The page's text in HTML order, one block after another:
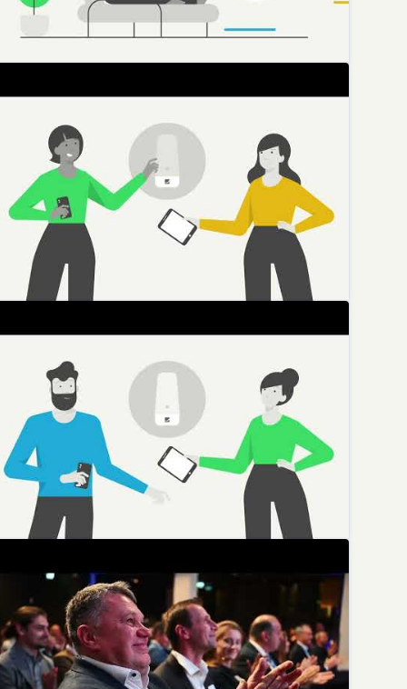
HomePass by Plume App
Deutsche Glasfaser
Installation des DG WLAN Plus Routers am GF-TA
Deutsche Glasfaser
Installation des DG WLAN Plus Routers am
Deutsche Glasfaser